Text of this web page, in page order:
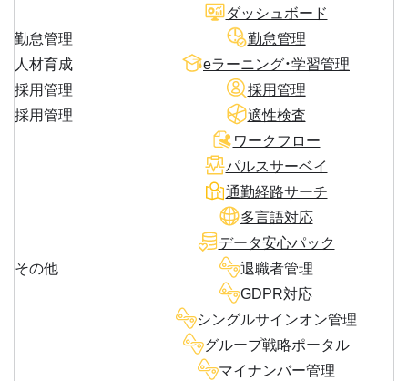
ダッシュボード
勤怠管理
勤怠管理
人材育成
eラーニング・学習管理
採用管理
採用管理
採用管理
適性検査
その他
ワークフロー
パルスサーベイ
通勤経路サーチ
多言語対応
データ安心パック
退職者管理
GDPR対応
シングルサインオン管理
グループ戦略ポータル
マイナンバー管理